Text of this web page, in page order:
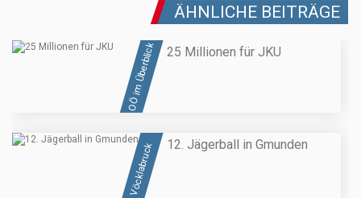
ÄHNLICHE BEITRÄGE
OÖ im Überblick 25 Millionen für JKU
Vöcklabruck 12. Jägerball in Gmunden